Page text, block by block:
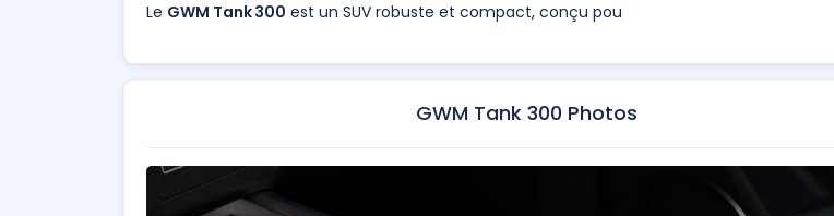
Le GWM Tank 300 est un SUV robuste et compact, conçu pou
GWM Tank 300 Photos